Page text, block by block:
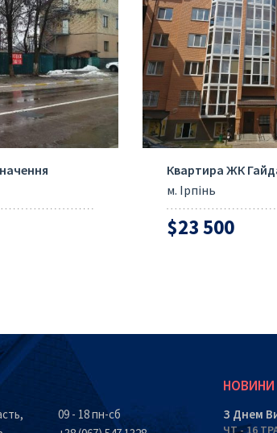
Квартира ЖК
м. Ірпінь
$23 500
09 - 18 пн-сб
НОВИНИ
З Днем
ЧТ - 16